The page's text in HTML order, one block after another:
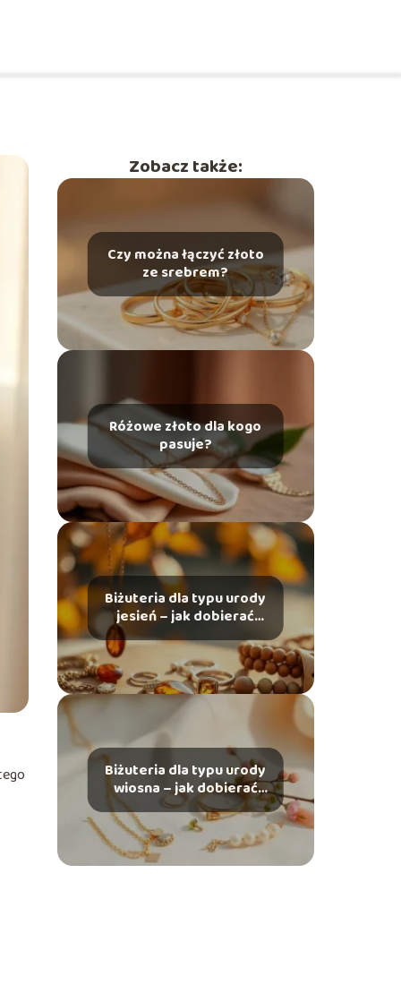
Zobacz także:
Czy można łączyć złoto
ze srebrem?
Różowe złoto dla kogo
pasuje?
Biżuteria dla typu urody
jesień – jak dobierać
dodatki?
Biżuteria dla typu urody
wiosna – jak dobierać
kolory i metale?